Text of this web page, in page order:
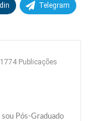
Telegram
1774 Publicações
Pós-Graduado